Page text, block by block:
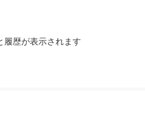
履歴が表示されます